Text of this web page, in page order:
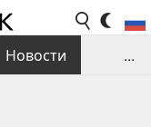
Новости
...